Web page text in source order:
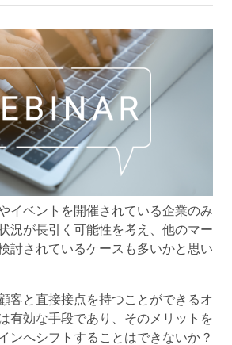
イベントを開催されている企業のみ
況が長引く可能性を考え、他のマー
討されているケースも多いかと思い
客と直接接点を持つことができるオ
有効な手段であり、そのメリットを
ンへシフトすることはできないか？